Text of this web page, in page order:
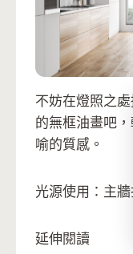
不妨在燈照之處
的無框油畫吧
喻的質感。
光源使用：主牆
延伸閱讀